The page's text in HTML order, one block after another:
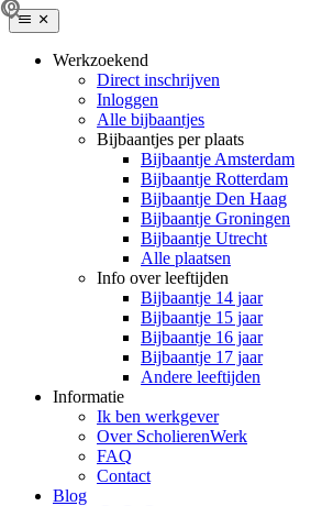
Werkzoekend
Direct inschrijven
Inloggen
Alle bijbaantjes
Bijbaantjes per plaats
Bijbaantje Amsterdam
Bijbaantje Rotterdam
Bijbaantje Den Haag
Bijbaantje Groningen
Bijbaantje Utrecht
Alle plaatsen
Info over leeftijden
Bijbaantje 14 jaar
Bijbaantje 15 jaar
Bijbaantje 16 jaar
Bijbaantje 17 jaar
Andere leeftijden
Informatie
Ik ben werkgever
Over ScholierenWerk
FAQ
Contact
Blog